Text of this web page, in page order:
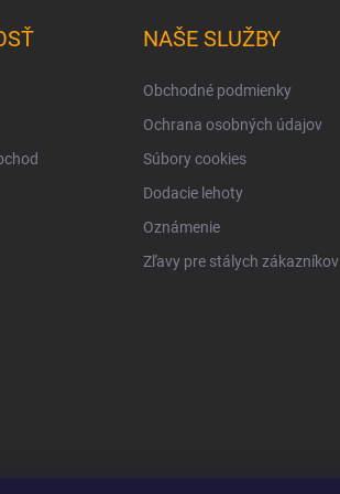
NAŠE SLUŽBY
Obchodné podmienky
Ochrana osobných údajov
Súbory cookies
Dodacie lehoty
Oznámenie
Zľavy pre stálych zákazníkov